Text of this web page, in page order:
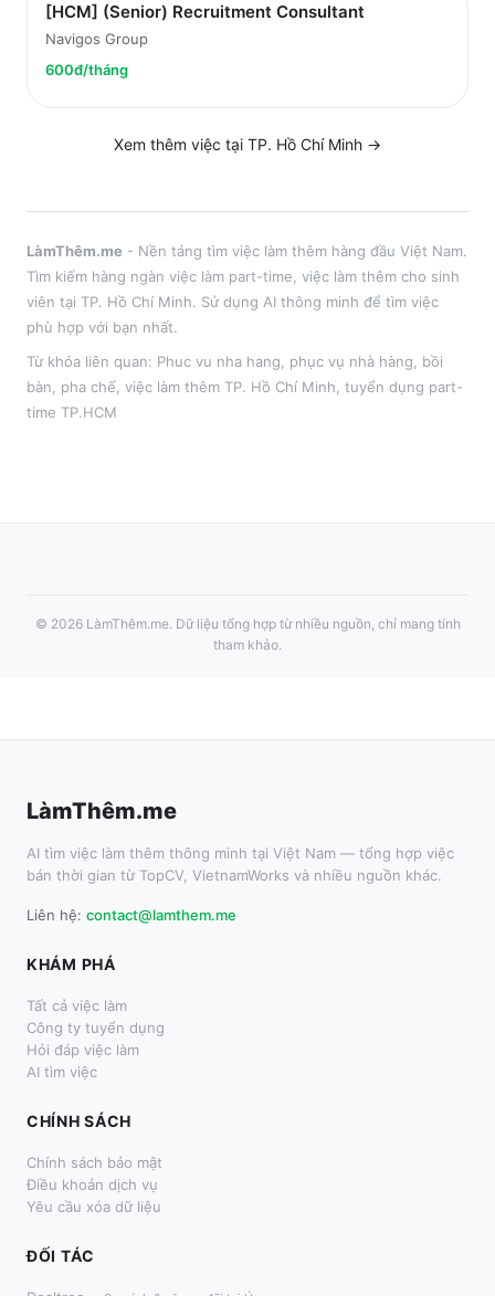
[HCM] (Senior) Recruitment Consultant
Navigos Group
600đ/tháng
Xem thêm việc tại TP. Hồ Chí Minh →
LàmThêm.me - Nền tảng tìm việc làm thêm hàng đầu Việt Nam.
Tìm kiếm hàng ngàn việc làm part-time, việc làm thêm cho sinh
viên tại TP. Hồ Chí Minh. Sử dụng AI thông minh để tìm việc
phù hợp với bạn nhất.
Từ khóa liên quan: Phuc vu nha hang
phục vụ nhà hàng, bồi
bàn, pha chế , việc làm thêm TP. Hồ Chí Minh , tuyển dụng part-
time TP.HCM
© 2026 LàmThêm.me. Dữ liệu tổng hợp từ nhiều nguồn, chỉ mang tính
tham khảo.
LàmThêm.me
AI tìm việc làm thêm thông minh tại Việt Nam — tổng hợp việc
bán thời gian từ TopCV, VietnamWorks và nhiều nguồn khác.
Liên hệ: contact@lamthem.me
KHÁM PHÁ
Tất cả việc làm
Công ty tuyển dụng
Hỏi đáp việc làm
AI tìm việc
CHÍNH SÁCH
Chính sách bảo mật
Điều khoản dịch vụ
Yêu cầu xóa dữ liệu
ĐỐI TÁC